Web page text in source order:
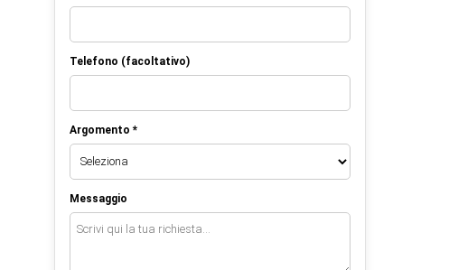
Telefono (facoltativo)
Argomento *
Messaggio